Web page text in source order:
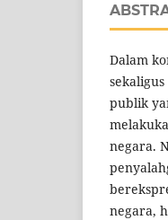
Dalam
publik
negara.
negara,